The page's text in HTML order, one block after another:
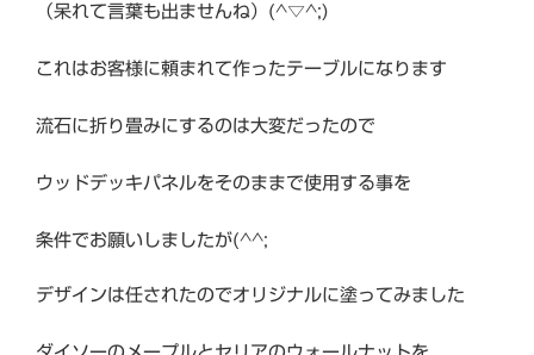
（呆れて言葉も出ませんね）(^▽^;)
これはお客様に頼まれて作ったテーブルになります
流石に折り畳みにするのは大変だったので
ウッドデッキパネルをそのままで使用する事を
条件でお願いしましたが(^^;
デザインは任されたのでオリジナルに塗ってみました